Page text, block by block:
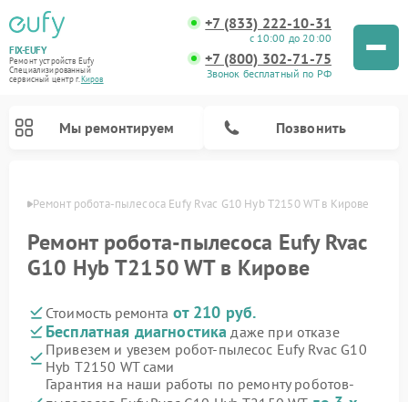
FIX-EUFY
Ремонт устройств Eufy
Специализированный
cервисный центр г.Киров
+7 (833) 222-10-31
с 10:00 до 20:00
+7 (800) 302-71-75
Звонок бесплатный по РФ
Мы ремонтируем Позвонить
Ремонт робота-пылесоса Eufy Rvac G10 Hyb T2150 WT в Кирове
Ремонт робота-пылесоса Eufy Rvac
G10 Hyb T2150 WT в Кирове
Стоимость ремонта от 210 руб.
Бесплатная диагностика даже при отказе
Привезем и увезем робот-пылесос Eufy Rvac G10
Hyb T2150 WT сами
Гарантия на наши работы по ремонту роботов-